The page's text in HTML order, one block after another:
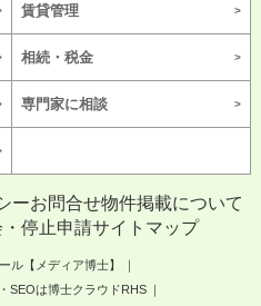
賃貸管理
相続・税金
専門家に相談
ーお問合せ物件掲載について
停止申請サイトマップ
ル【メディア博士】
SEOは博士クラウドRHS